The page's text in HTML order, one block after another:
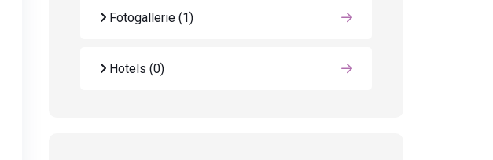
Fotogallerie (1)
Hotels (0)